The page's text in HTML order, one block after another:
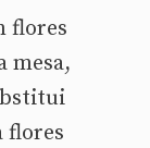
flores
mesa,
flores